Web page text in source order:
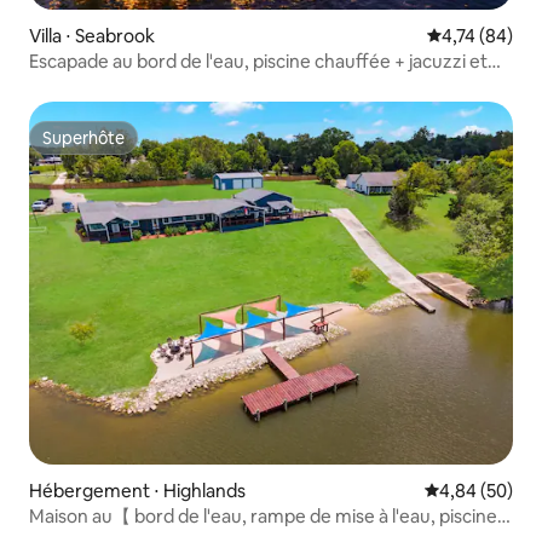
Villa ⋅ Seabrook Évaluation
4,74 (84)
Escapade au bord de l'eau, piscine chauffée + jacuzzi et
Superhôte
Superhôte
Hébergement ⋅ Highlands Évaluation
4,84 (50)
Maison au【 bord de l'eau, rampe de mise à l'eau, piscine